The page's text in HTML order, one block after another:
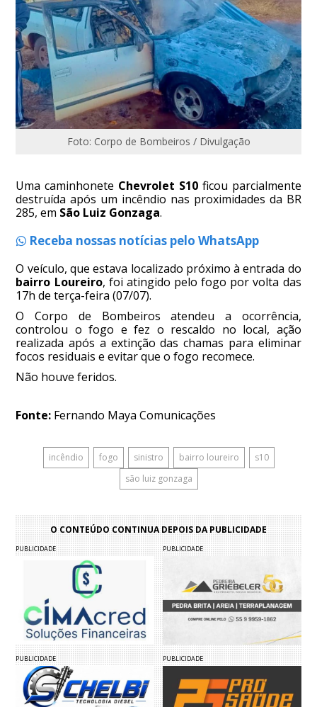
Foto: Corpo de Bombeiros / Divulgação
Uma caminhonete Chevrolet S10ficou parcialmente
destruída após um incêndio nas proximidades da BR
285, em São Luiz Gonzaga.
Receba nossas notícias pelo WhatsApp
O veículo, que estava localizado próximo à entrada do
bairro Loureiro, foi atingido pelo fogo por volta das
17h de terça-feira (07/07).
O Corpo de Bombeiros atendeu a ocorrência,
controlou o fogo e fez o rescaldo no local, ação
realizada após a extinção das chamas para eliminar
focos residuais e evitar que o fogo recomece.
Não houve feridos.
Fonte: Fernando Maya Comunicações
incêndio fogo sinistro bairro loureiro
s10
são luiz gonzaga
O CONTEÚDO CONTINUA DEPOIS DA PUBLICIDADE
PUBLICIDADE PUBLICIDADE
PUBLICIDADE PUBLICIDADE